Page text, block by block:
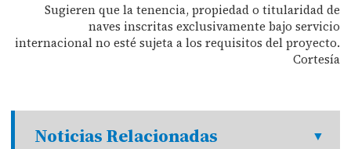
Sugieren que la tenencia, propiedad o titularidad de
naves inscritas exclusivamente bajo servicio
internacional no esté sujeta a los requisitos del proyecto.
Cortesía
Noticias Relacionadas